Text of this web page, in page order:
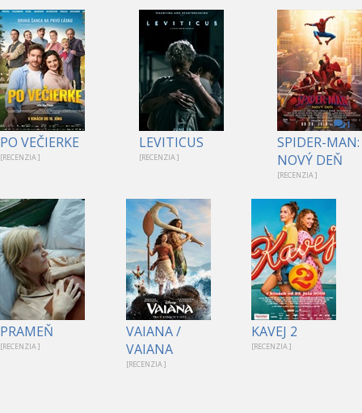
PO VEČIERKE
[RECENZIA ]
LEVITICUS
[RECENZIA ]
1
SPIDER-MAN:
NOVÝ DEŇ
[RECENZIA ]
PRAMEŇ
[RECENZIA ]
VAIANA /
VAIANA
[RECENZIA ]
KAVEJ 2
[RECENZIA ]